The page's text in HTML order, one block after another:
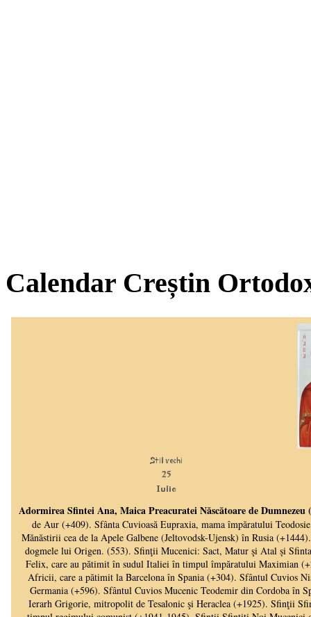
Calendar Creștin